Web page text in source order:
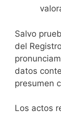
Salvo
del
datos
presumen
Los actos